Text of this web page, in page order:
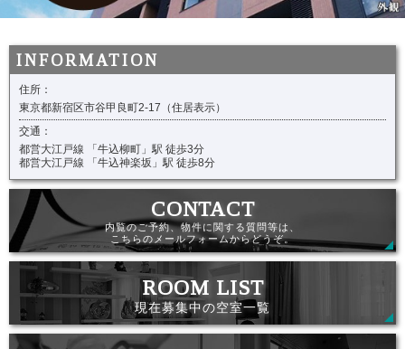
住所：
東京都新宿区市谷甲良町2-17（住居表示）
交通：
都営大江戸線 「牛込柳町」駅 徒歩3分
都営大江戸線 「牛込神楽坂」駅 徒歩8分
内覧のご予約、物件に関する質問等は、
こちらのメールフォームからどうぞ。
現在募集中の空室一覧